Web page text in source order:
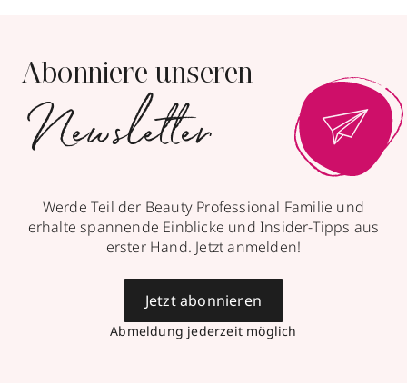
Abonniere unseren
Newsletter
Werde Teil der Beauty Professional Familie und
erhalte spannende Einblicke und Insider-Tipps aus
erster Hand. Jetzt anmelden!
Abmeldung jederzeit möglich
Jetzt abonnieren